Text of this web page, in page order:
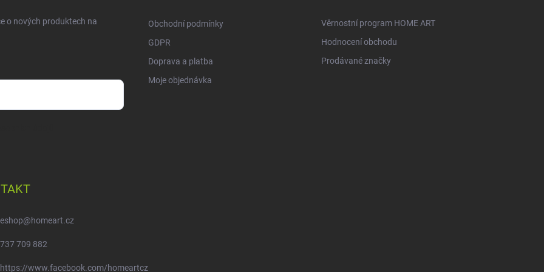
o nových produktech na
Obchodní podmínky
GDPR
Doprava a platba
Moje objednávka
Věrnostní program HOME ART
Hodnocení obchodu
Prodávané značky
eshop@homeart.cz
737 709 882
https://www.facebook.com/homeartcz